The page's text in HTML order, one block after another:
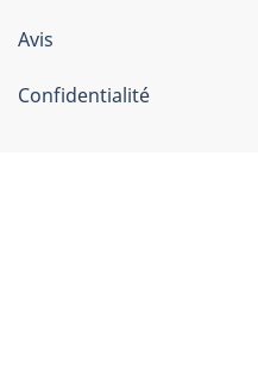
Canada
Avis
Confidentialité